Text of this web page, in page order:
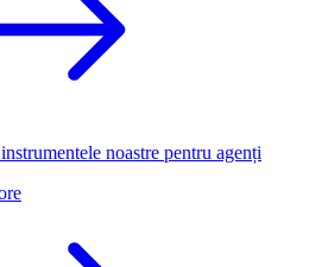
noastre pentru agenți